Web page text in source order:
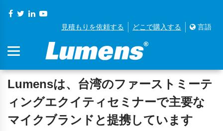
見積もりを依頼する どこで購入する 言語
Lumensは、台湾のファーストミーテ
ィングエクイティセミナーで主要な
マイクブランドと提携しています